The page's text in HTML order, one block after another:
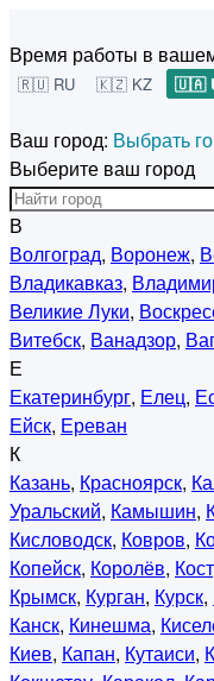
Время работы в
🇷🇺 RU 🇰🇿 KZ 🇺🇦
Ваш город: Выбрать
Выберите ваш город
В
Волгоград, Воронеж,
Владикавказ,
Великие Луки,
Витебск, Ванадзор,
Е
Екатеринбург, Елец,
Ейск, Ереван
К
Казань, Красноярск,
Уральский, Камышин,
Кисловодск, Ковров,
Копейск, Королёв,
Крымск, Курган, Курск,
Канск, Кинешма,
Киев, Капан, Кутаиси,